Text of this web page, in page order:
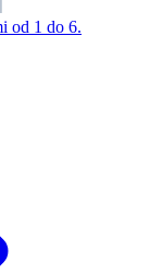
od 1 do 6.